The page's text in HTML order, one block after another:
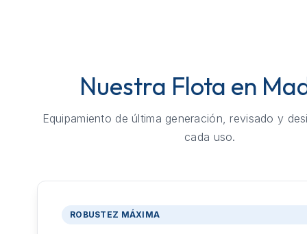
Nuestra Flota en
Equipamiento de última generación, revisado y
cada uso.
ROBUSTEZ MÁXIMA